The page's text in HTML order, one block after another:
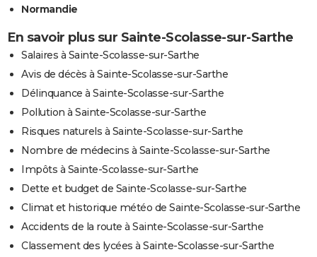
Normandie
En savoir plus sur Sainte-Scolasse-sur-Sarthe
Salaires à Sainte-Scolasse-sur-Sarthe
Avis de décès à Sainte-Scolasse-sur-Sarthe
Délinquance à Sainte-Scolasse-sur-Sarthe
Pollution à Sainte-Scolasse-sur-Sarthe
Risques naturels à Sainte-Scolasse-sur-Sarthe
Nombre de médecins à Sainte-Scolasse-sur-Sarthe
Impôts à Sainte-Scolasse-sur-Sarthe
Dette et budget de Sainte-Scolasse-sur-Sarthe
Climat et historique météo de Sainte-Scolasse-sur-Sarthe
Accidents de la route à Sainte-Scolasse-sur-Sarthe
Classement des lycées à Sainte-Scolasse-sur-Sarthe